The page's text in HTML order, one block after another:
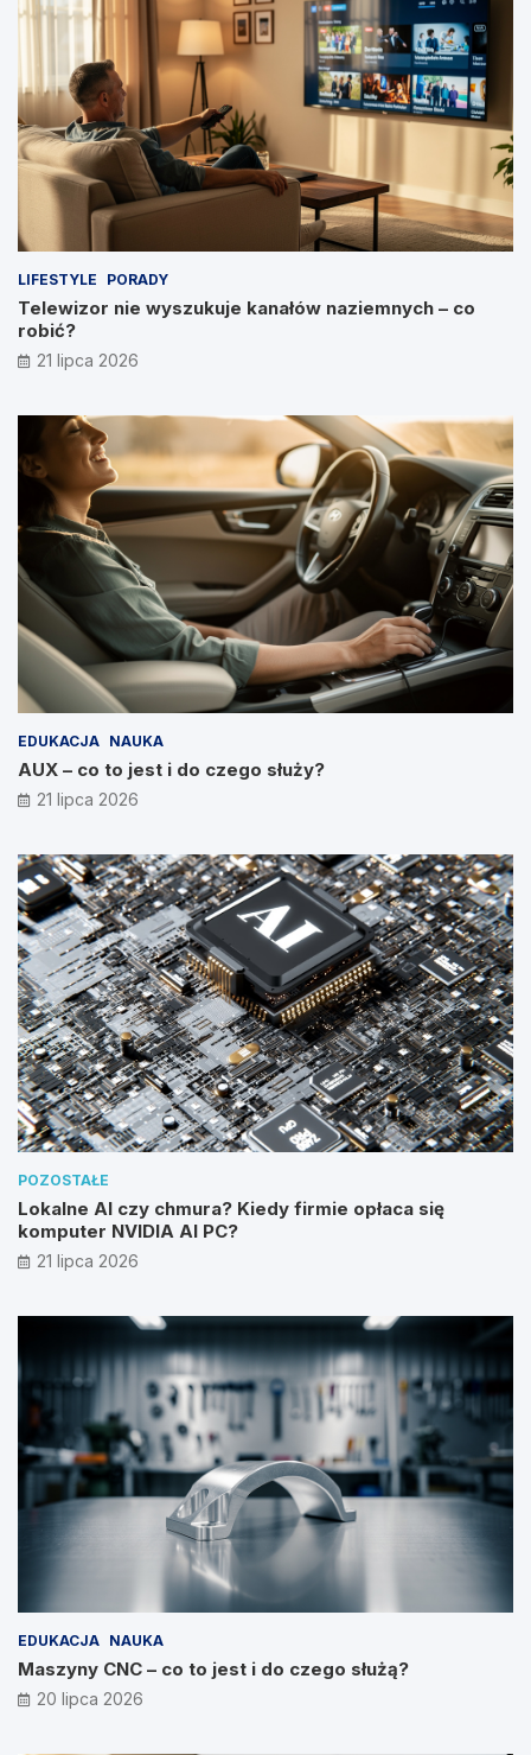
LIFESTYLE PORADY
Telewizor nie wyszukuje kanałów naziemnych – co
robić?
21 lipca 2026
EDUKACJA NAUKA
AUX – co to jest i do czego służy?
21 lipca 2026
POZOSTAŁE
Lokalne AI czy chmura? Kiedy firmie opłaca się
komputer NVIDIA AI PC?
21 lipca 2026
EDUKACJA NAUKA
Maszyny CNC – co to jest i do czego służą?
20 lipca 2026